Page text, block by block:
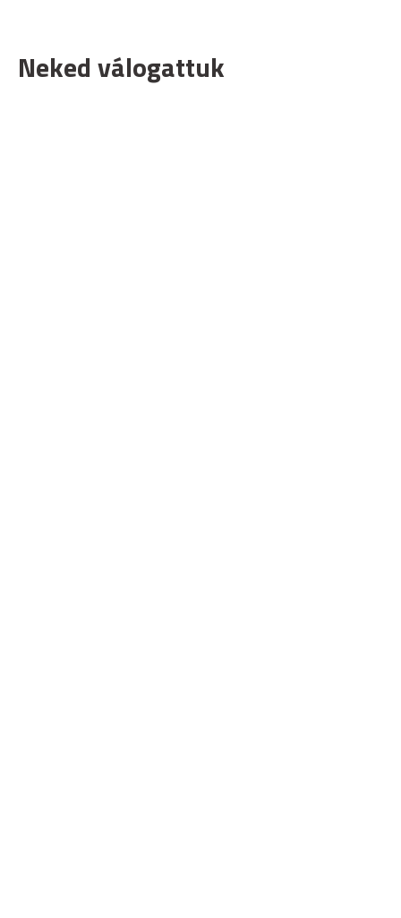
Neked válogattuk